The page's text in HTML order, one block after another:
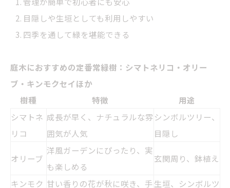
目隠しや生垣としても利用しやすい
四季を通して緑を堪能できる
庭木におすすめの定番常緑樹：シマトネリコ・ オリー
ブ ・キンモクセイほか
樹種
特徴
用途
シマトネ
リコ
成長が早く、ナチュラルな雰
囲気が人気
シンボルツリー、
目隠し
オリーブ
洋風ガーデンにぴったり、実
も楽しめる
玄関周り、鉢植え
キンモク 甘い香りの花が秋に咲き、手生垣、シンボルツ